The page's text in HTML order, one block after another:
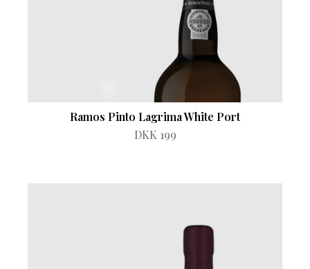
Ramos Pinto Lagrima White Port
DKK 199